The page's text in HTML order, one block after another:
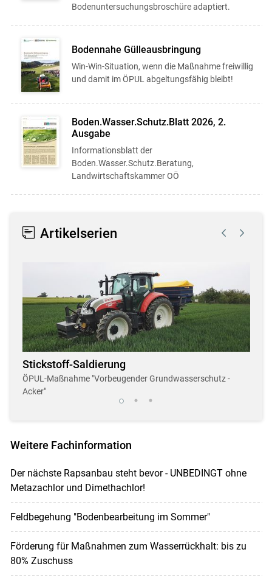
Bodenuntersuchungsbroschüre adaptiert.
Bodennahe Gülleausbringung
Win-Win-Situation, wenn die Maßnahme freiwillig
und damit im ÖPUL abgeltungsfähig bleibt!
Boden.Wasser.Schutz.Blatt 2026, 2.
Ausgabe
Informationsblatt der
Boden.Wasser.Schutz.Beratung,
Landwirtschaftskammer OÖ
Artikelserien
Stickstoff-Saldierung
ÖPUL-Maßnahme "Vorbeugender Grundwasserschutz -
Acker"
Weitere Fachinformation
Der nächste Rapsanbau steht bevor - UNBEDINGT ohne
Metazachlor und Dimethachlor!
Feldbegehung "Bodenbearbeitung im Sommer"
Förderung für Maßnahmen zum Wasserrückhalt: bis zu
80% Zuschuss